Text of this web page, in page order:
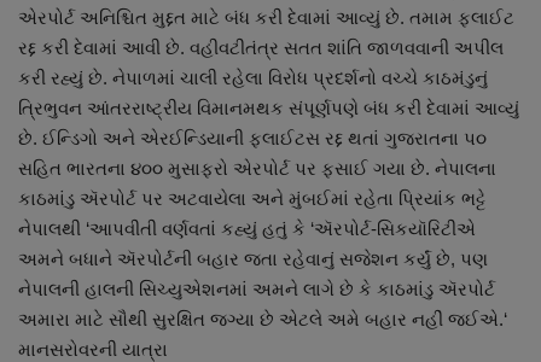
બજારના સમાચાર
નાણાંકીય સમાચાર
સ્થાનિક સમાચાર
સ્પોર્ટ્સ
રાશિફળ
ગુનાખોરી
એરપોર્ટ અનિશ્ચિત મુદ્દત માટે બંધ કરી દેવામાં આવ્યું છે. તમામ ફલાઈટ
રદ્દ કરી દેવામાં આવી છે. વહીવટીતંત્ર સતત શાંતિ જાળવવાની અપીલ
કરી રહ્યું છે. નેપાળમાં ચાલી રહેલા વિરોધ પ્રદર્શનો વચ્ચે કાઠમંડુનું
ત્રિભુવન આંતરરાષ્ટ્રીય વિમાનમથક સંપૂર્ણપણે બંધ કરી દેવામાં આવ્યું
છે. ઈન્ડિગો અને એરઈન્ડિયાની ફલાઈટસ રદ્દ થતાં ગુજરાતના પ૦
સહિત ભારતના ૪૦૦ મુસાફરો એરપોર્ટ પર ફસાઈ ગયા છે. નેપાલના
કાઠમાંડુ ઍરપોર્ટ પર અટવાયેલા અને મુંબઈમાં રહેતા પ્રિયાંક ભટ્ટે
નેપાલથી ‘આપવીતી વર્ણવતાં કહ્યું હતું કે ‘ઍરપોર્ટ-સિકયૉરિટીએ
અમને બધાને ઍરપોર્ટની બહાર જતા રહેવાનું સજેશન કર્યું છે, પણ
નેપાલની હાલની સિચ્યુએશનમાં અમને લાગે છે કે કાઠમાંડુ ઍરપોર્ટ
અમારા માટે સૌથી સુરક્ષિત જગ્યા છે એટલે અમે બહાર નહીં જઈએ.‘
માનસરોવરની યાત્રા